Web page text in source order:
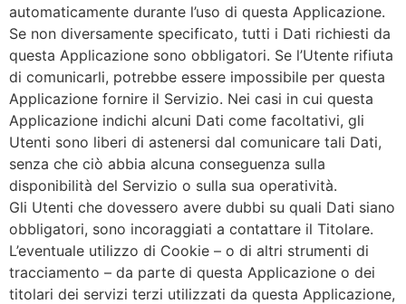
automaticamente durante l’uso di questa Applicazione.
Se non diversamente specificato, tutti i Dati richiesti da
questa Applicazione sono obbligatori. Se l’Utente rifiuta
di comunicarli, potrebbe essere impossibile per questa
Applicazione fornire il Servizio. Nei casi in cui questa
Applicazione indichi alcuni Dati come facoltativi, gli
Utenti sono liberi di astenersi dal comunicare tali Dati,
senza che ciò abbia alcuna conseguenza sulla
disponibilità del Servizio o sulla sua operatività.
Gli Utenti che dovessero avere dubbi su quali Dati siano
obbligatori, sono incoraggiati a contattare il Titolare.
L’eventuale utilizzo di Cookie – o di altri strumenti di
tracciamento – da parte di questa Applicazione o dei
titolari dei servizi terzi utilizzati da questa Applicazione,